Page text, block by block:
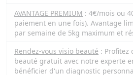
AVANTAGE PREMIUM : 4€/mois ou
paiement en une fois). Avantage
par semaine de 5kg maximum et
Rendez-vous visio beauté : Profitez
beauté gratuit avec notre experte
bénéficier d'un diagnostic